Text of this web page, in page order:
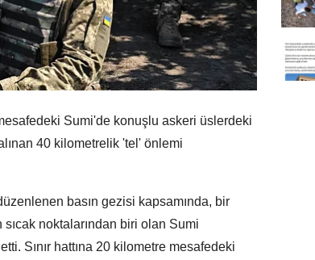
Sumi'de konuşlu askeri üslerdeki
40 kilometrelik 'tel' önlemi
basın gezisi kapsamında, bir
noktalarından biri olan Sumi
Sınır hattına 20 kilometre mesafedeki